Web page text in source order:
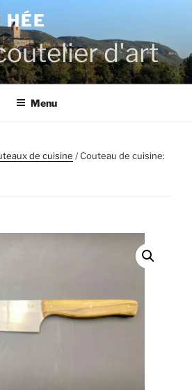
d'art
Menu
de cuisine / Couteau de cuisine: